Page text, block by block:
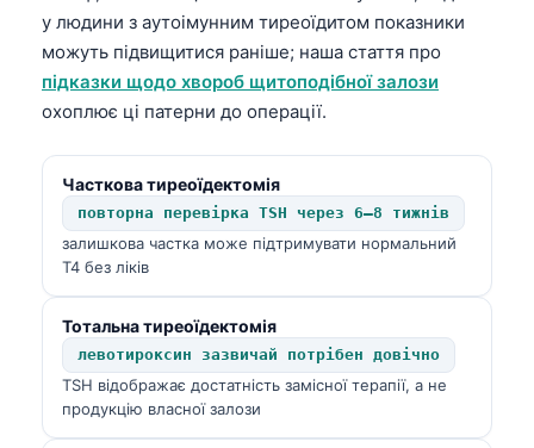
у людини з аутоімунним тиреоїдитом показники
можуть підвищитися раніше; наша стаття про
підказки щодо хвороб щитоподібної залози
охоплює ці патерни до операції.
Часткова тиреоїдектомія
повторна перевірка TSH через 6–8 тижнів
залишкова частка може підтримувати нормальний
T4 без ліків
Тотальна тиреоїдектомія
левотироксин зазвичай потрібен довічно
TSH відображає достатність замісної терапії, а не
продукцію власної залози